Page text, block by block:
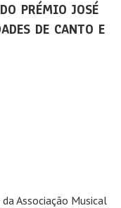
PRÉMIO JOSÉ
DE CANTO E
Associação Musical